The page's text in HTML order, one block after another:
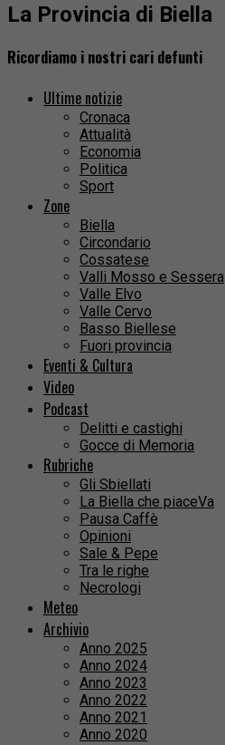
La Provincia di Biella
Ricordiamo i nostri cari defunti
Ultime notizie
Cronaca
Attualità
Economia
Politica
Sport
Zone
Biella
Circondario
Cossatese
Valli Mosso e Sessera
Valle Elvo
Valle Cervo
Basso Biellese
Fuori provincia
Eventi & Cultura
Video
Podcast
Delitti e castighi
Gocce di Memoria
Rubriche
Gli Sbiellati
La Biella che piaceVa
Pausa Caffè
Opinioni
Sale & Pepe
Tra le righe
Necrologi
Meteo
Archivio
Anno 2025
Anno 2024
Anno 2023
Anno 2022
Anno 2021
Anno 2020